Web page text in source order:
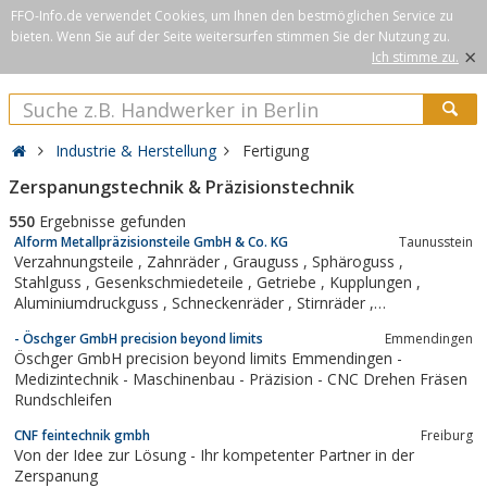
FFO-Info.de verwendet Cookies, um Ihnen den bestmöglichen Service zu
bieten. Wenn Sie auf der Seite weitersurfen stimmen Sie der Nutzung zu.
Ich stimme zu. ×
Industrie & Herstellung Fertigung
Zerspanungstechnik & Präzisionstechnik
550 Ergebnisse gefunden
Alform Metallpräzisionsteile GmbH & Co. KG Taunusstein
Verzahnungsteile , Zahnräder , Grauguss , Sphäroguss ,
Stahlguss , Gesenkschmiedeteile , Getriebe , Kupplungen ,
Aluminiumdruckguss , Schneckenräder , Stirnräder ,
Maschinenrahmen , Maschinenbett , Schweißbaugruppen ,
Schrägverzahnung , Kegelräder ,...
- Öschger GmbH precision beyond limits Emmendingen
Öschger GmbH precision beyond limits Emmendingen -
Medizintechnik - Maschinenbau - Präzision - CNC Drehen Fräsen
Rundschleifen
CNF feintechnik gmbh Freiburg
Von der Idee zur Lösung - Ihr kompetenter Partner in der
Zerspanung